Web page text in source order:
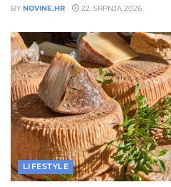
BY NOVINE.HR 22. SRPNJA 2026.
LIFESTYLE